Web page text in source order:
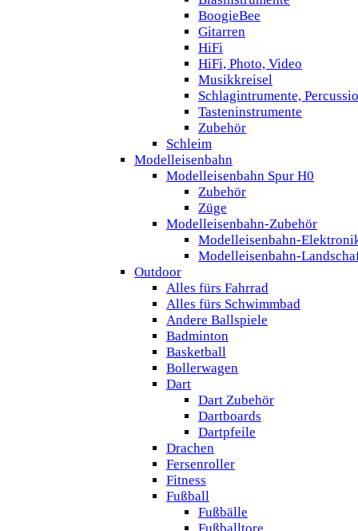
BoogieBee
Gitarren
HiFi
HiFi, Photo, Video
Musikkreisel
Schlagintrumente,
Tasteninstrumente
Zubehör
Schleim
Modelleisenbahn
Modelleisenbahn Spur H0
Zubehör
Züge
Modelleisenbahn-Zubehör
Modelleisenbahn-
Modelleisenbahn-
Outdoor
Alles fürs Fahrrad
Alles fürs Schwimmbad
Andere Ballspiele
Badminton
Basketball
Bollerwagen
Dart
Dart Zubehör
Dartboards
Dartpfeile
Drachen
Fersenroller
Fitness
Fußball
Fußbälle